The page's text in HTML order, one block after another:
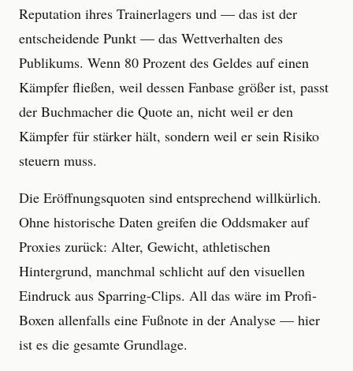
Reputation ihres Trainerlagers und — das ist der
entscheidende Punkt — das Wettverhalten des
Publikums. Wenn 80 Prozent des Geldes auf einen
Kämpfer fließen, weil dessen Fanbase größer ist, passt
der Buchmacher die Quote an, nicht weil er den
Kämpfer für stärker hält, sondern weil er sein Risiko
steuern muss.
Die Eröffnungsquoten sind entsprechend willkürlich.
Ohne historische Daten greifen die Oddsmaker auf
Proxies zurück: Alter, Gewicht, athletischen
Hintergrund, manchmal schlicht auf den visuellen
Eindruck aus Sparring-Clips. All das wäre im Profi-
Boxen allenfalls eine Fußnote in der Analyse — hier
ist es die gesamte Grundlage.